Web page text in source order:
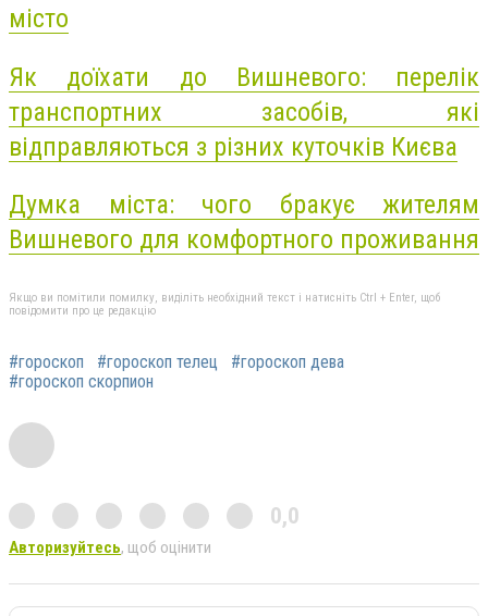
місто
Як доїхати до Вишневого: перелік
транспортних засобів, які
відправляються з різних куточків Києва
Думка міста: чого бракує жителям
Вишневого для комфортного проживання
Якщо ви помітили помилку, виділіть необхідний текст і натисніть Ctrl + Enter, щоб
повідомити про це редакцію
#гороскоп #гороскоп телец
#гороскоп дева
#гороскоп скорпион
0,0
Авторизуйтесь, щоб оцінити